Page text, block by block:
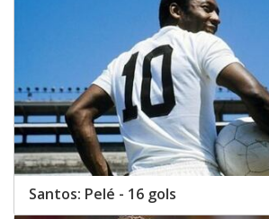
Santos: Pelé - 16 gols